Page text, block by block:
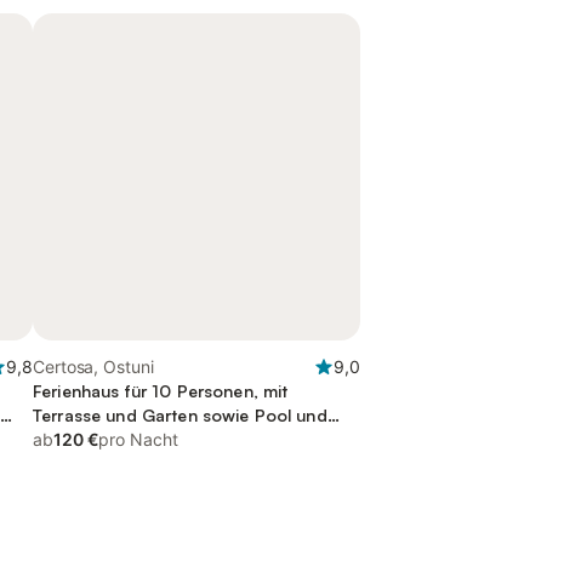
9,8Certosa, Ostuni
9,0
Ferienhaus für 10 Personen, mit
Terrasse und Garten sowie Pool und
Ausblick
ab120 €pro Nacht